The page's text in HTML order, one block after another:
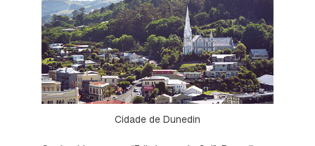
Cidade de Dunedin